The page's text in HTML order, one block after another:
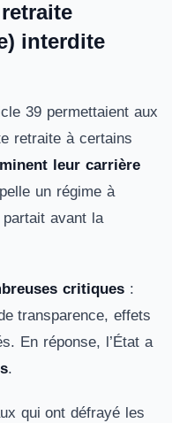
interdite
39 permettaient aux
retraite à certains
leur carrière
un régime à
avant la
critiques:
transparence, effets
En réponse, l’État a
.
qui ont défrayé les